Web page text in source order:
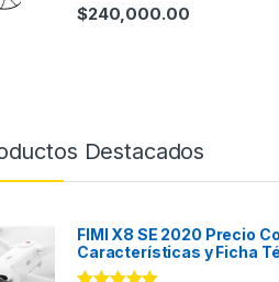
$240,000.00
Destacados
FIMI X8 SE 2020 Precio
Características y Ficha